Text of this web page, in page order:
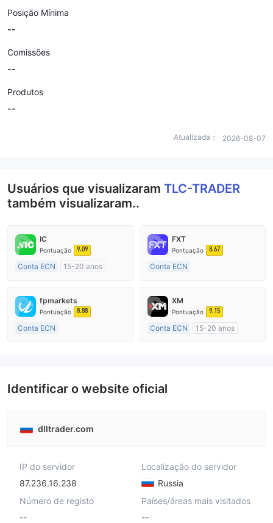
Posição Mínima
--
Comissões
--
Produtos
--
Atualizada： 2026-08-07
Usuários que visualizaram TLC-TRADER
também visualizaram..
IC
Pontuação 9.09
Conta ECN
15-20 anos
Market Marketing (MM)
Etiqueta principal MT4
FXT
Pontuação 8.67
Conta ECN
Austrália Regulamento
Market Marketing (MM)
fpmarkets
Pontuação 8.88
Conta ECN
Etiqueta principal MT4
XM
Pontuação 9.15
Conta ECN
15-20 anos
Identificar o website oficial
dlltrader.com
IP do servidor
87.236.16.238
Localização do servidor
Russia
Número de registo
--
Países/áreas mais visitados
--